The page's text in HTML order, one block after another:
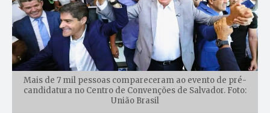
Mais de 7 mil pessoas compareceram ao evento de pré-
candidatura no Centro de Convenções de Salvador. Foto:
União Brasil